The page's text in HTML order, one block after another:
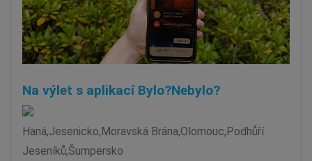
Na výlet s aplikací Bylo?Nebylo?
Haná,Jesenicko,Moravská Brána,Olomouc,Podhůří
Jeseníků,Šumpersko